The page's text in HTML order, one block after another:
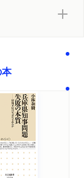
／民兵制をめぐ
／国際社会へ
内戦と長征／
モデル／中華
た開戦／日中戦
要因／第二次
本